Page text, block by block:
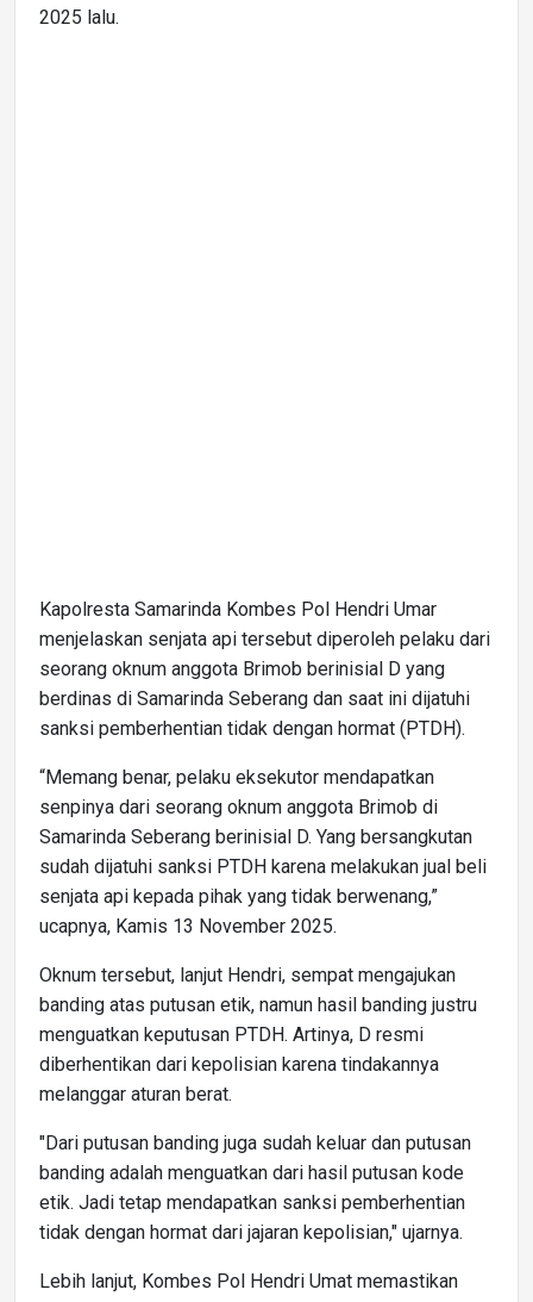
2025 lalu.
Kapolresta Samarinda Kombes Pol Hendri Umar
menjelaskan senjata api tersebut diperoleh pelaku dari
seorang oknum anggota Brimob berinisial D yang
berdinas di Samarinda Seberang dan saat ini dijatuhi
sanksi pemberhentian tidak dengan hormat (PTDH).
“Memang benar, pelaku eksekutor mendapatkan
senpinya dari seorang oknum anggota Brimob di
Samarinda Seberang berinisial D. Yang bersangkutan
sudah dijatuhi sanksi PTDH karena melakukan jual beli
senjata api kepada pihak yang tidak berwenang,”
ucapnya, Kamis 13 November 2025.
Oknum tersebut, lanjut Hendri, sempat mengajukan
banding atas putusan etik, namun hasil banding justru
menguatkan keputusan PTDH. Artinya, D resmi
diberhentikan dari kepolisian karena tindakannya
melanggar aturan berat.
"Dari putusan banding juga sudah keluar dan putusan
banding adalah menguatkan dari hasil putusan kode
etik. Jadi tetap mendapatkan sanksi pemberhentian
tidak dengan hormat dari jajaran kepolisian," ujarnya.
Lebih lanjut, Kombes Pol Hendri Umat memastikan